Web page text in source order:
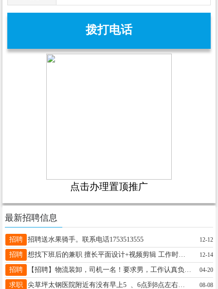
拨打电话
点击办理置顶推广
最新招聘信息
招聘 招聘送水果骑手。联系电话1753513555 12-12
招聘 想找下班后的兼职 擅长平面设计+视频剪辑 工作时间：19:00-22:30左右 服务员美工/剪辑等等啥岗位都可以 位置：平阳路学府街附近 微信：18893792585 12-14
招聘 04-20
求职 尖草坪太钢医院附近有没有早上5 、6点到8点左右的工作电话18135141659 08-08